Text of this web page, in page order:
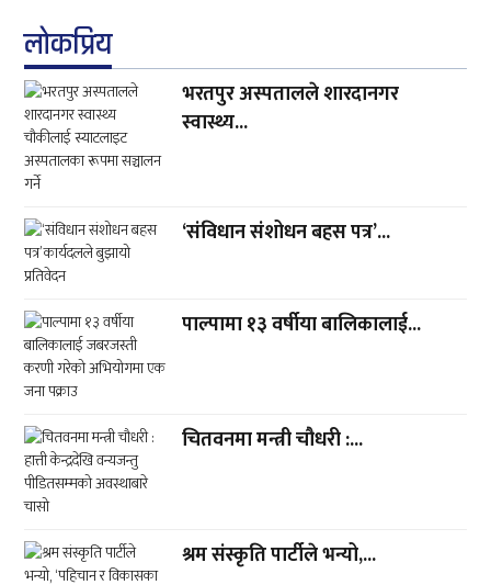
लाेकप्रिय
भरतपुर अस्पतालले शारदानगर
स्वास्थ्य...
‘संविधान संशोधन बहस पत्र’...
पाल्पामा १३ वर्षीया बालिकालाई...
चितवनमा मन्त्री चौधरी :...
श्रम संस्कृति पार्टीले भन्यो,...